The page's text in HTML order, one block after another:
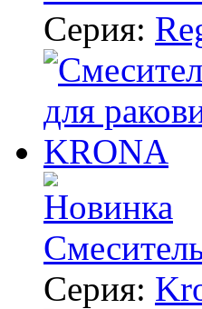
Серия:
Серия: